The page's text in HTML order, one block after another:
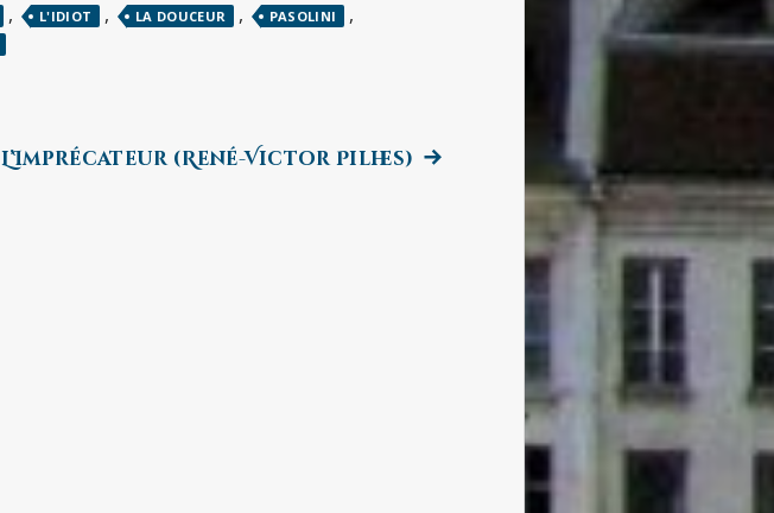
, L'IDIOT , LA DOUCEUR , PASOLINI ,
L’Imprécateur (René-Victor Pilhes) Next